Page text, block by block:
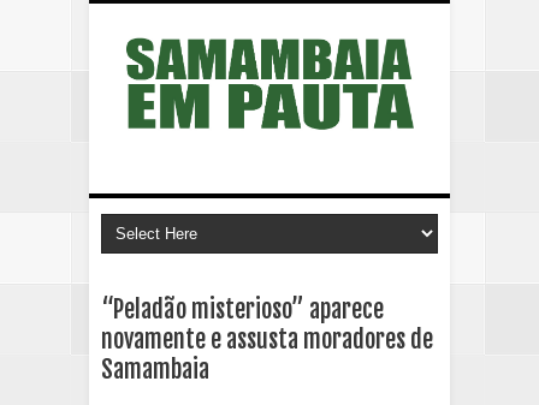
“Peladão misterioso” aparece
novamente e assusta moradores de
Samambaia